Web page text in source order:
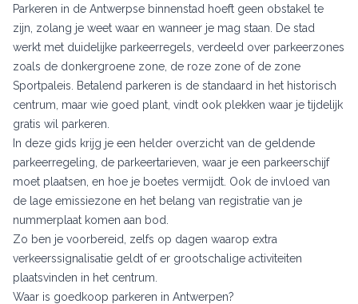
Parkeren in de Antwerpse binnenstad hoeft geen obstakel te
zijn, zolang je weet waar en wanneer je mag staan. De stad
werkt met duidelijke parkeerregels, verdeeld over parkeerzones
zoals de donkergroene zone, de roze zone of de zone
Sportpaleis. Betalend parkeren is de standaard in het historisch
centrum, maar wie goed plant, vindt ook plekken waar je tijdelijk
gratis wil parkeren.
In deze gids krijg je een helder overzicht van de geldende
parkeerregeling, de parkeertarieven, waar je een parkeerschijf
moet plaatsen, en hoe je boetes vermijdt. Ook de invloed van
de lage emissiezone en het belang van registratie van je
nummerplaat komen aan bod.
Zo ben je voorbereid, zelfs op dagen waarop extra
verkeerssignalisatie geldt of er grootschalige activiteiten
plaatsvinden in het centrum.
Waar is goedkoop parkeren in Antwerpen?